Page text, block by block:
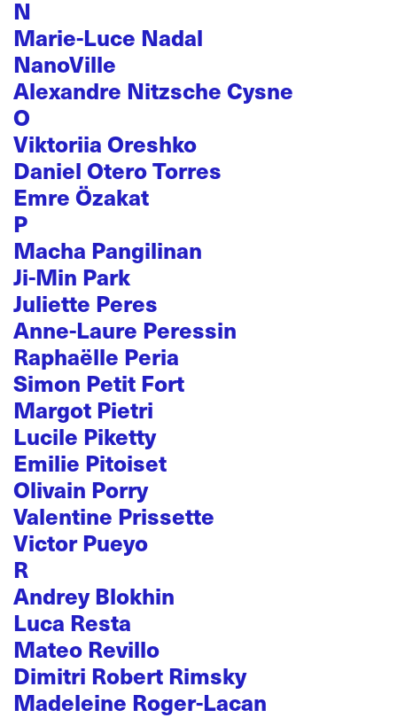
N
Marie-Luce Nadal
NanoVille
Alexandre Nitzsche Cysne
O
Viktoriia Oreshko
Daniel Otero Torres
Emre Özakat
P
Macha Pangilinan
Ji-Min Park
Juliette Peres
Anne-Laure Peressin
Raphaëlle Peria
Simon Petit Fort
Margot Pietri
Lucile Piketty
Emilie Pitoiset
Olivain Porry
Valentine Prissette
Victor Pueyo
R
Andrey Blokhin
Luca Resta
Mateo Revillo
Dimitri Robert Rimsky
Madeleine Roger-Lacan